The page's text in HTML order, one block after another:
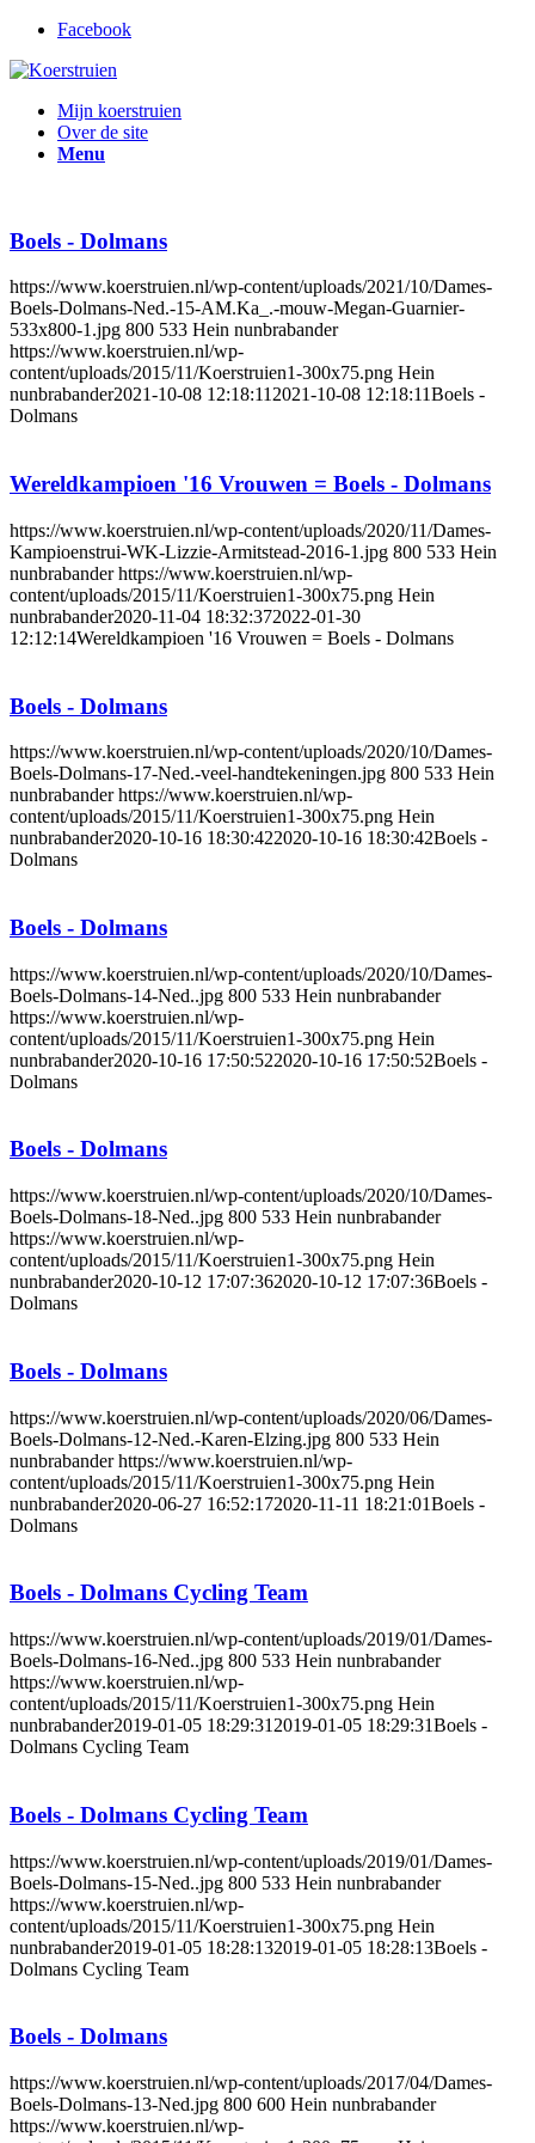
Facebook
Mijn koerstruien
Over de site
Menu
Boels - Dolmans
https://www.koerstruien.nl/wp-content/uploads/2021/10/Dames-
Boels-Dolmans-Ned.-15-AM.Ka_.-mouw-Megan-Guarnier-
533x800-1.jpg 800 533 Hein nunbrabander
https://www.koerstruien.nl/wp-
content/uploads/2015/11/Koerstruien1-300x75.png Hein
nunbrabander2021-10-08 12:18:112021-10-08 12:18:11Boels -
Dolmans
Wereldkampioen '16 Vrouwen = Boels - Dolmans
https://www.koerstruien.nl/wp-content/uploads/2020/11/Dames-
Kampioenstrui-WK-Lizzie-Armitstead-2016-1.jpg 800 533 Hein
nunbrabander https://www.koerstruien.nl/wp-
content/uploads/2015/11/Koerstruien1-300x75.png Hein
nunbrabander2020-11-04 18:32:372022-01-30
12:12:14Wereldkampioen '16 Vrouwen = Boels - Dolmans
Boels - Dolmans
https://www.koerstruien.nl/wp-content/uploads/2020/10/Dames-
Boels-Dolmans-17-Ned.-veel-handtekeningen.jpg 800 533 Hein
nunbrabander https://www.koerstruien.nl/wp-
content/uploads/2015/11/Koerstruien1-300x75.png Hein
nunbrabander2020-10-16 18:30:422020-10-16 18:30:42Boels -
Dolmans
Boels - Dolmans
https://www.koerstruien.nl/wp-content/uploads/2020/10/Dames-
Boels-Dolmans-14-Ned..jpg 800 533 Hein nunbrabander
https://www.koerstruien.nl/wp-
content/uploads/2015/11/Koerstruien1-300x75.png Hein
nunbrabander2020-10-16 17:50:522020-10-16 17:50:52Boels -
Dolmans
Boels - Dolmans
https://www.koerstruien.nl/wp-content/uploads/2020/10/Dames-
Boels-Dolmans-18-Ned..jpg 800 533 Hein nunbrabander
https://www.koerstruien.nl/wp-
content/uploads/2015/11/Koerstruien1-300x75.png Hein
nunbrabander2020-10-12 17:07:362020-10-12 17:07:36Boels -
Dolmans
Boels - Dolmans
https://www.koerstruien.nl/wp-content/uploads/2020/06/Dames-
Boels-Dolmans-12-Ned.-Karen-Elzing.jpg 800 533 Hein
nunbrabander https://www.koerstruien.nl/wp-
content/uploads/2015/11/Koerstruien1-300x75.png Hein
nunbrabander2020-06-27 16:52:172020-11-11 18:21:01Boels -
Dolmans
Boels - Dolmans Cycling Team
https://www.koerstruien.nl/wp-content/uploads/2019/01/Dames-
Boels-Dolmans-16-Ned..jpg 800 533 Hein nunbrabander
https://www.koerstruien.nl/wp-
content/uploads/2015/11/Koerstruien1-300x75.png Hein
nunbrabander2019-01-05 18:29:31 2019-01-05 18:29:31Boels -
Dolmans Cycling Team
Boels - Dolmans Cycling Team
https://www.koerstruien.nl/wp-content/uploads/2019/01/Dames-
Boels-Dolmans-15-Ned..jpg 800 533 Hein nunbrabander
https://www.koerstruien.nl/wp-
content/uploads/2015/11/Koerstruien1-300x75.png Hein
nunbrabander2019-01-05 18:28:132019-01-05 18:28:13Boels -
Dolmans Cycling Team
Boels - Dolmans
https://www.koerstruien.nl/wp-content/uploads/2017/04/Dames-
Boels-Dolmans-13-Ned.jpg 800 600 Hein nunbrabander
https://www.koerstruien.nl/wp-